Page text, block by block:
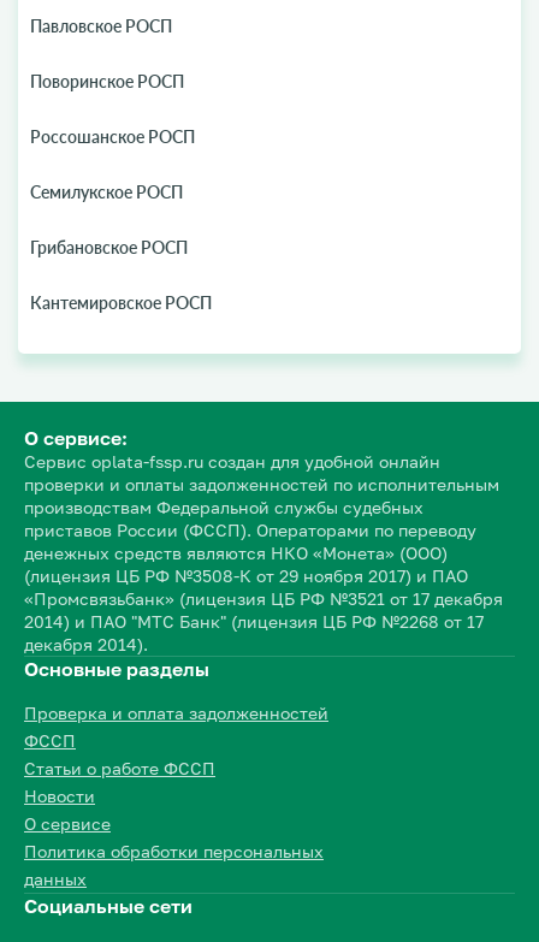
Павловское РОСП
Поворинское РОСП
Россошанское РОСП
Семилукское РОСП
Грибановское РОСП
Кантемировское РОСП
О сервисе:
Сервис oplata-fssp.ru создан для удобной онлайн
проверки и оплаты задолженностей по исполнительным
производствам Федеральной службы судебных
приставов России (ФССП). Операторами по переводу
денежных средств являются НКО «Монета» (ООО)
(лицензия ЦБ РФ №3508-К от 29 ноября 2017) и ПАО
«Промсвязьбанк» (лицензия ЦБ РФ №3521 от 17 декабря
2014) и ПАО "МТС Банк" (лицензия ЦБ РФ №2268 от 17
декабря 2014).
Основные разделы
Проверка и оплата задолженностей
ФССП
Статьи о работе ФССП
Новости
О сервисе
Политика обработки персональных
данных
Социальные сети